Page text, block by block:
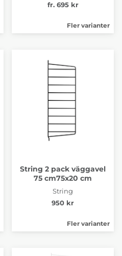
fr. 695 kr
Fler varianter
String 2 pack väggavel
75 cm75x20 cm
String
950 kr
Fler varianter